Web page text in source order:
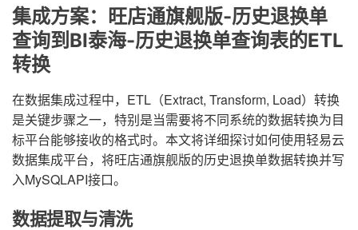
集成方案：旺店通旗舰版-历史退换单
查询到BI泰海-历史退换单查询表的ETL
转换
在数据集成过程中，ETL（Extract, Transform, Load）转换
是关键步骤之一，特别是当需要将不同系统的数据转换为目
标平台能够接收的格式时。本文将详细探讨如何使用轻易云
数据集成平台，将旺店通旗舰版的历史退换单数据转换并写
入MySQLAPI接口。
数据提取与清洗